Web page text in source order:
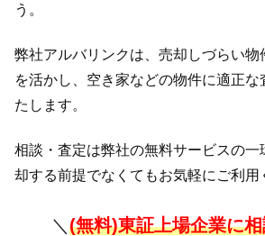
う。
弊社アルバリンクは、売却しづらい物
を活かし、空き家などの物件に適正
たします。
相談・査定は弊社の無料サービスの一
却する前提でなくてもお気軽にご利用
＼ (無料)東証上場企業に